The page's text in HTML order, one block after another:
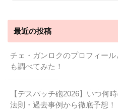
最近の投稿
チェ・ガンロクのプロフィー
も調べてみた！
【デスパッチ砲2026】いつ何
法則・過去事例から徹底予想！